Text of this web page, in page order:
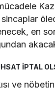
en
İPTAL
ve